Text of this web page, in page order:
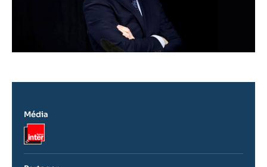
Média
Logo